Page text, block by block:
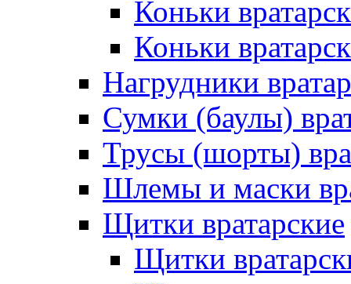
Коньки
Коньки
Нагрудники
Сумки (баулы)
Трусы (шорты)
Шлемы и маски
Щитки вратарские
Щитки